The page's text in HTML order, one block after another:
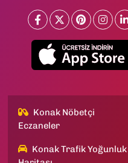
Konak Nöbetçi
Eczaneler
Konak Trafik Yoğunluk